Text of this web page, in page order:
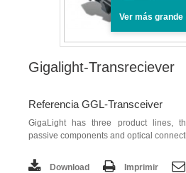
Ver más grande
Gigalight-Transreciever
Referencia GGL-Transceiver
GigaLight has three product lines,
passive components and optical
Download Imprimir